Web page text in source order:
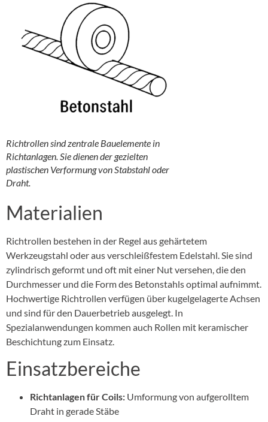
Richtrollen sind zentrale Bauelemente in
Richtanlagen. Sie dienen der gezielten
plastischen Verformung von Stabstahl oder
Draht.
Materialien
Richtrollen bestehen in der Regel aus gehärtetem
Werkzeugstahl oder aus verschleißfestem Edelstahl. Sie sind
zylindrisch geformt und oft mit einer Nut versehen, die den
Durchmesser und die Form des Betonstahls optimal aufnimmt.
Hochwertige Richtrollen verfügen über kugelgelagerte Achsen
und sind für den Dauerbetrieb ausgelegt. In
Spezialanwendungen kommen auch Rollen mit keramischer
Beschichtung zum Einsatz.
Einsatzbereiche
Richtanlagen für Coils: Umformung von aufgerolltem
Draht in gerade Stäbe